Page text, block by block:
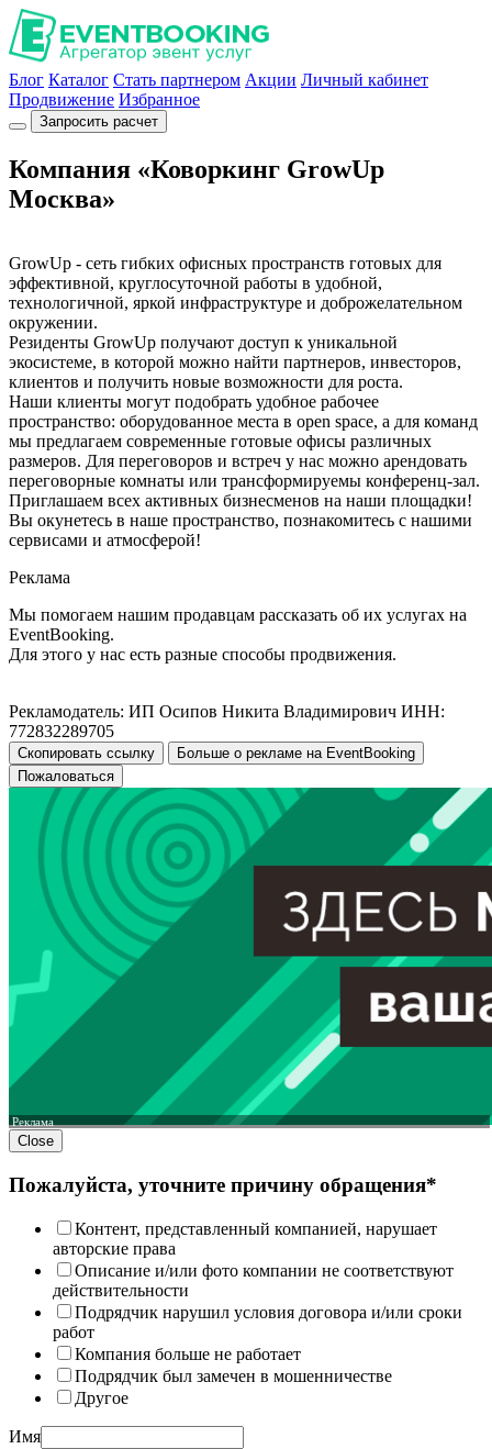
Блог Каталог Стать партнером Акции Личный кабинет
Продвижение Избранное
Запросить расчет
Компания «Коворкинг GrowUp
Москва»
GrowUp - сеть гибких офисных пространств готовых для
эффективной, круглосуточной работы в удобной,
технологичной, яркой инфраструктуре и доброжелательном
окружении.
Резиденты GrowUp получают доступ к уникальной
экосистеме, в которой можно найти партнеров, инвесторов,
клиентов и получить новые возможности для роста.
Наши клиенты могут подобрать удобное рабочее
пространство: оборудованное места в open space, а для команд
мы предлагаем современные готовые офисы различных
размеров. Для переговоров и встреч у нас можно арендовать
переговорные комнаты или трансформируемы конференц-зал.
Приглашаем всех активных бизнесменов на наши площадки!
Вы окунетесь в наше пространство, познакомитесь с нашими
сервисами и атмосферой!
Реклама
Мы помогаем нашим продавцам рассказать об их услугах на
EventBooking.
Для этого у нас есть разные способы продвижения.
Рекламодатель: ИП Осипов Никита Владимирович ИНН:
772832289705
Скопировать ссылку
Больше о рекламе на EventBooking
Пожаловаться
Реклама
Close
Пожалуйста, уточните причину обращения*
Контент, представленный компанией, нарушает
авторские права
Описание и/или фото компании не соответствуют
действительности
Подрядчик нарушил условия договора и/или сроки
работ
Компания больше не работает
Подрядчик был замечен в мошенничестве
Другое
Имя